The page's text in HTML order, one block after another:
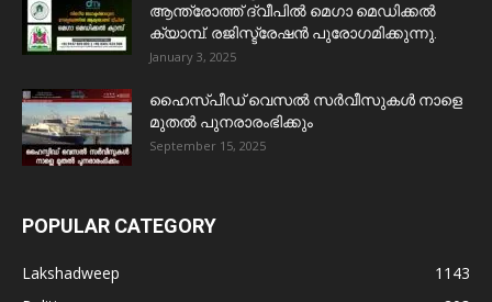
ആന്ത്രോത്ത് ദ്വീപിൽ മെഗാ മെഡിക്കൽ
ക്യാമ്പ്. രജിസ്ട്രേഷൻ പുരോഗമിക്കുന്നു.
January 3, 2025
ഹൈസ്പീഡ് വെസൽ സർവീസുകൾ നാളെ
മുതൽ പുനരാരംഭിക്കും
September 15, 2025
POPULAR CATEGORY
Lakshadweep
1143